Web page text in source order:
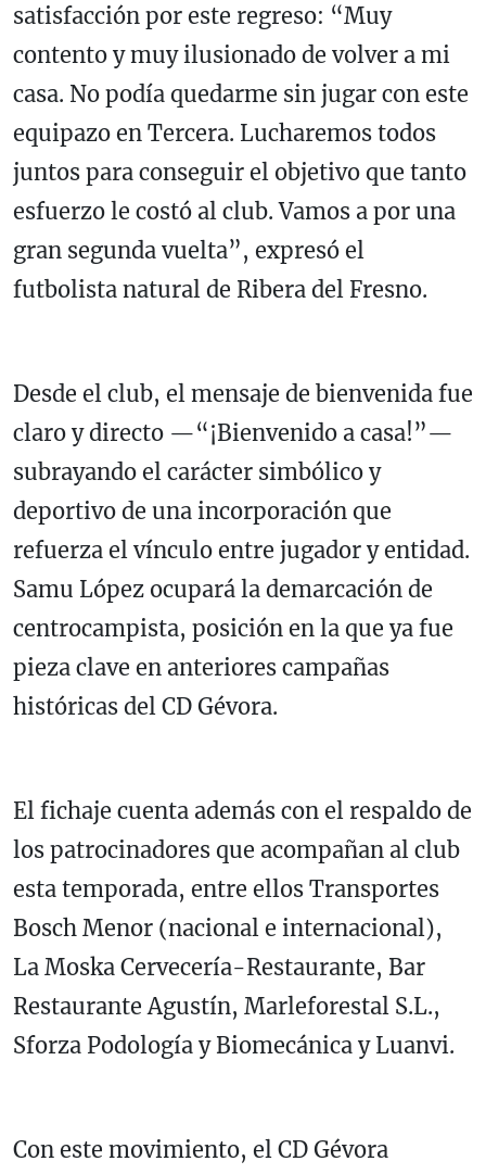
satisfacción por este regreso: “Muy
contento y muy ilusionado de volver a mi
casa. No podía quedarme sin jugar con este
equipazo en Tercera. Lucharemos todos
juntos para conseguir el objetivo que tanto
esfuerzo le costó al club. Vamos a por una
gran segunda vuelta”, expresó el
futbolista natural de Ribera del Fresno.
Desde el club, el mensaje de bienvenida fue
claro y directo —“¡Bienvenido a casa!”—
subrayando el carácter simbólico y
deportivo de una incorporación que
refuerza el vínculo entre jugador y entidad.
Samu López ocupará la demarcación de
centrocampista, posición en la que ya fue
pieza clave en anteriores campañas
históricas del CD Gévora.
El fichaje cuenta además con el respaldo de
los patrocinadores que acompañan al club
esta temporada, entre ellos Transportes
Bosch Menor (nacional e internacional),
La Moska Cervecería-Restaurante, Bar
Restaurante Agustín, Marleforestal S.L.,
Sforza Podología y Biomecánica y Luanvi.
Con este movimiento, el CD Gévora